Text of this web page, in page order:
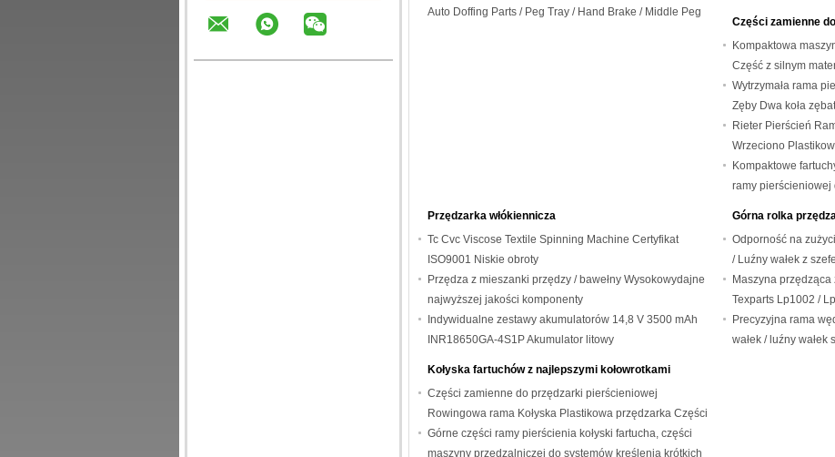
Auto Doffing Parts / Peg Tray / Hand Brake / Middle Peg
Części zamienne
Kompaktowa
Część z silnym
Wytrzymała rama
Zęby Dwa koła
łożyskowym do
Rieter Pierścień
Wrzeciono
ręczny
Kompaktowe
ramy pierścieniowej
Przędzarka włókiennicza
Tc Cvc Viscose Textile Spinning Machine Certyfikat
ISO9001 Niskie obroty
Przędza z mieszanki przędzy / bawełny Wysokowydajne
najwyższej jakości komponenty
Indywidualne zestawy akumulatorów 14,8 V 3500 mAh
INR18650GA-4S1P Akumulator litowy
Górna rolka
Odporność na
/ Luźny wałek z
Części zamienne
Maszyna
Texparts Lp1002 /
Precyzyjna rama
wałek / luźny
Kołyska fartuchów z najlepszymi kołowrotkami
Części zamienne do przędzarki pierścieniowej
Rowingowa rama Kołyska Plastikowa przędzarka Części
zamienne
Górne części ramy pierścienia kołyski fartucha, części
maszyny przędzalniczej do systemów kreślenia krótkich